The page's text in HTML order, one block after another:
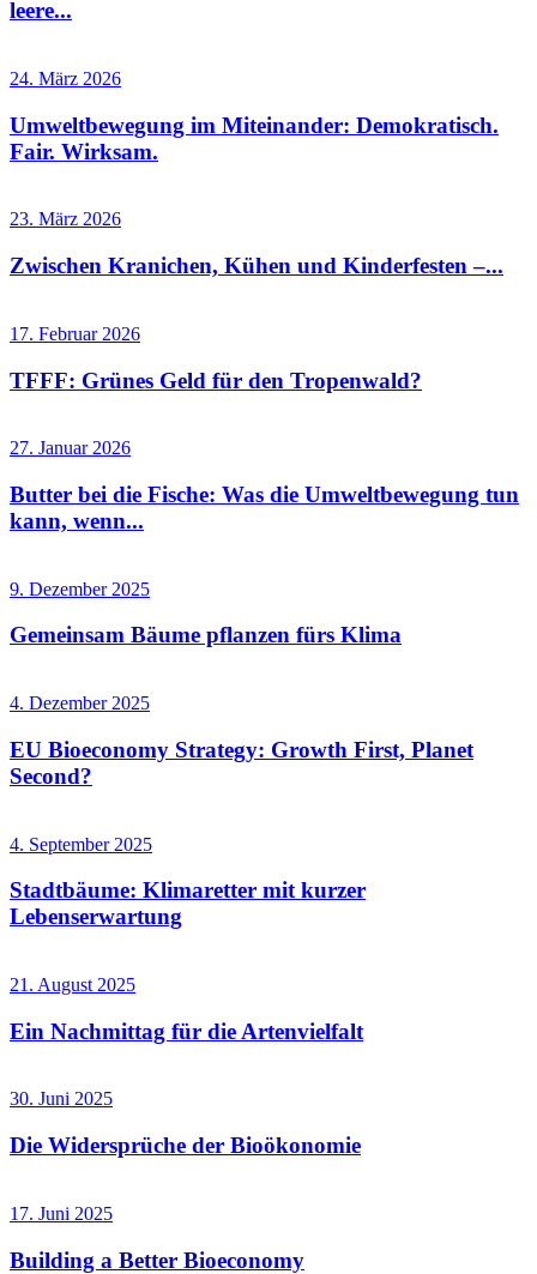
leere...
24. März 2026
Umweltbewegung im Miteinander: Demokratisch.
Fair. Wirksam.
23. März 2026
Zwischen Kranichen, Kühen und Kinderfesten –...
17. Februar 2026
TFFF: Grünes Geld für den Tropenwald?
27. Januar 2026
Butter bei die Fische: Was die Umweltbewegung tun
kann, wenn...
9. Dezember 2025
Gemeinsam Bäume pflanzen fürs Klima
4. Dezember 2025
EU Bioeconomy Strategy: Growth First, Planet
Second?
4. September 2025
Stadtbäume: Klimaretter mit kurzer
Lebenserwartung
21. August 2025
Ein Nachmittag für die Artenvielfalt
30. Juni 2025
Die Widersprüche der Bioökonomie
17. Juni 2025
Building a Better Bioeconomy